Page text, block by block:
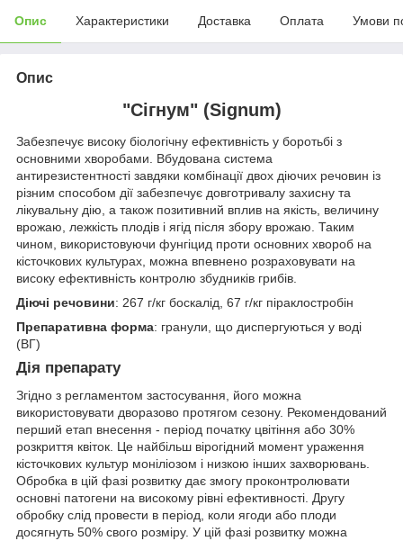
Опис Характеристики Доставка Оплата Умови
Опис
"Сігнум" (Signum)
Забезпечує високу біологічну ефективність у боротьбі з
основними хворобами. Вбудована система
антирезистентності завдяки комбінації двох діючих речовин із
різним способом дії забезпечує довготривалу захисну та
лікувальну дію, а також позитивний вплив на якість, величину
врожаю, лежкість плодів і ягід після збору врожаю. Таким
чином, використовуючи фунгіцид проти основних хвороб на
кісточкових культурах, можна впевнено розраховувати на
високу ефективність контролю збудників грибів.
Діючі речовини: 267 г/кг боскалід, 67 г/кг піраклостробін
Препаративна форма: гранули, що диспергуються у воді
(ВГ)
Дія препарату
Згідно з регламентом застосування, його можна
використовувати дворазово протягом сезону. Рекомендований
перший етап внесення - період початку цвітіння або 30%
розкриття квіток. Це найбільш вірогідний момент ураження
кісточкових культур моніліозом і низкою інших захворювань.
Обробка в цій фазі розвитку дає змогу проконтролювати
основні патогени на високому рівні ефективності. Другу
обробку слід провести в період, коли ягоди або плоди
досягнуть 50% свого розміру. У цій фазі розвитку можна